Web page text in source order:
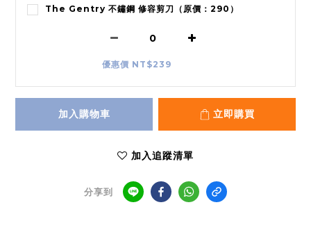
The Gentry 不鏽鋼 修容剪刀（原價：290）
優惠價 NT$239
加入購物車 立即購買
加入追蹤清單
分享到